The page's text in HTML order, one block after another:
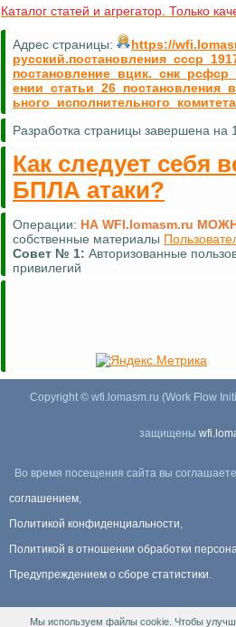
Каталог статей и агрегатор. Только
Адрес страницы:
https://
Разработка страницы завершена на
Как следует себя
БПЛА атаки?
Операции: НА WFI.lomasm.ru
собственные материалы
Совет № 1: Авторизованные
привилегий
Copyright © wfi.lomasm.ru (Work Flow
защищены
Во время посещения сайта вы
соглашением,
Политикой конфиденциальности,
Политикой в отношении обработки
Предупреждением о сборе статистики.
Мы используем файлы cookie. Чтобы